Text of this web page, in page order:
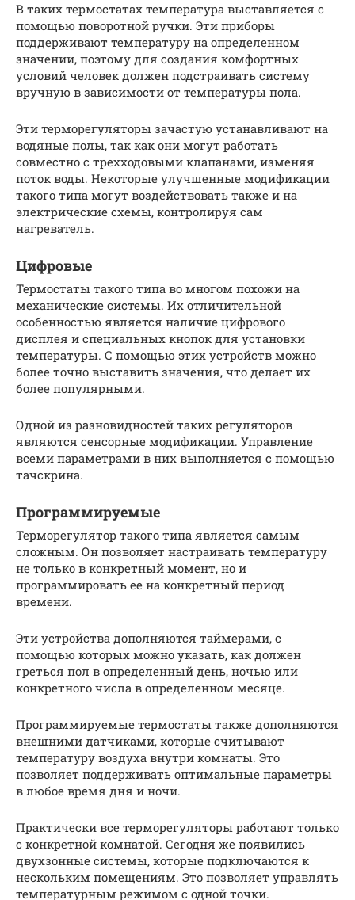
В таких термостатах температура выставляется с
помощью поворотной ручки. Эти приборы
поддерживают температуру на определенном
значении, поэтому для создания комфортных
условий человек должен подстраивать систему
вручную в зависимости от температуры пола.
Эти терморегуляторы зачастую устанавливают на
водяные полы, так как они могут работать
совместно с трехходовыми клапанами, изменяя
поток воды. Некоторые улучшенные модификации
такого типа могут воздействовать также и на
электрические схемы, контролируя сам
нагреватель.
Цифровые
Термостаты такого типа во многом похожи на
механические системы. Их отличительной
особенностью является наличие цифрового
дисплея и специальных кнопок для установки
температуры. С помощью этих устройств можно
более точно выставить значения, что делает их
более популярными.
Одной из разновидностей таких регуляторов
являются сенсорные модификации. Управление
всеми параметрами в них выполняется с помощью
тачскрина.
Программируемые
Терморегулятор такого типа является самым
сложным. Он позволяет настраивать температуру
не только в конкретный момент, но и
программировать ее на конкретный период
времени.
Эти устройства дополняются таймерами, с
помощью которых можно указать, как должен
греться пол в определенный день, ночью или
конкретного числа в определенном месяце.
Программируемые термостаты также дополняются
внешними датчиками, которые считывают
температуру воздуха внутри комнаты. Это
позволяет поддерживать оптимальные параметры
в любое время дня и ночи.
Практически все терморегуляторы работают только
с конкретной комнатой. Сегодня же появились
двухзонные системы, которые подключаются к
нескольким помещениям. Это позволяет управлять
температурным режимом с одной точки.